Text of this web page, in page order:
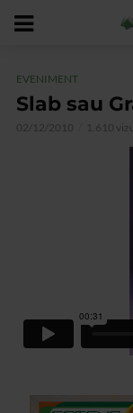
EVENIMENT
Slab sau
02/12/2010 1.610